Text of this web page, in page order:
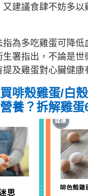
建議食肆不妨多以
為多吃雞蛋可降低
生署指出，不論是世
及雞蛋對心臟健康
啡殼雞蛋/白
養？拆解雞蛋